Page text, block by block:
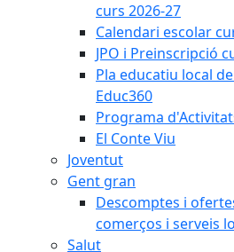
curs 2026-27
Calendari escolar
JPO i Preinscripció
Pla educatiu local
Educ360
Programa
El Conte Viu
Joventut
Gent gran
Descomptes i
comerços i serveis
Salut